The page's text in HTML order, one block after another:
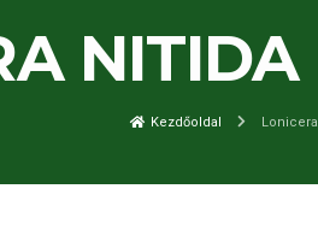
Kezdőoldal